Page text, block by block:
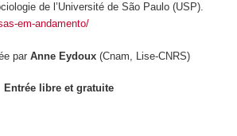
de l’Université de São Paulo (USP).
em-andamento/
par Anne Eydoux(Cnam, Lise-CNRS)
Entrée libre et gratuite